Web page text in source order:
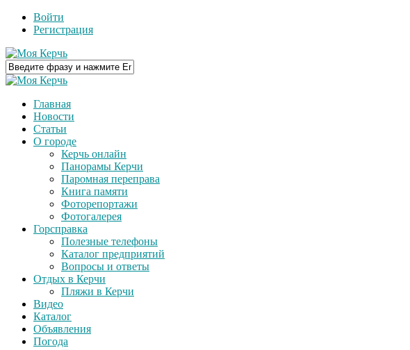
Войти
Регистрация
Главная
Новости
Статьи
О городе
Керчь онлайн
Панорамы Керчи
Паромная переправа
Книга памяти
Фоторепортажи
Фотогалерея
Горсправка
Полезные телефоны
Каталог предприятий
Вопросы и ответы
Отдых в Керчи
Пляжи в Керчи
Видео
Каталог
Объявления
Погода